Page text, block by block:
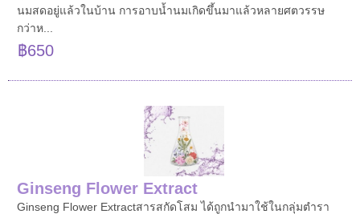
นมสดอยู่แล้วในบ้าน การอาบน้ำนมเกิดขึ้นมาแล้วหลายศตวรรษ
กว่าห...
฿650
Ginseng Flower Extract
Ginseng Flower Extractสารสกัดโสม ได้ถูกนำมาใช้ในกลุ่มตำรา